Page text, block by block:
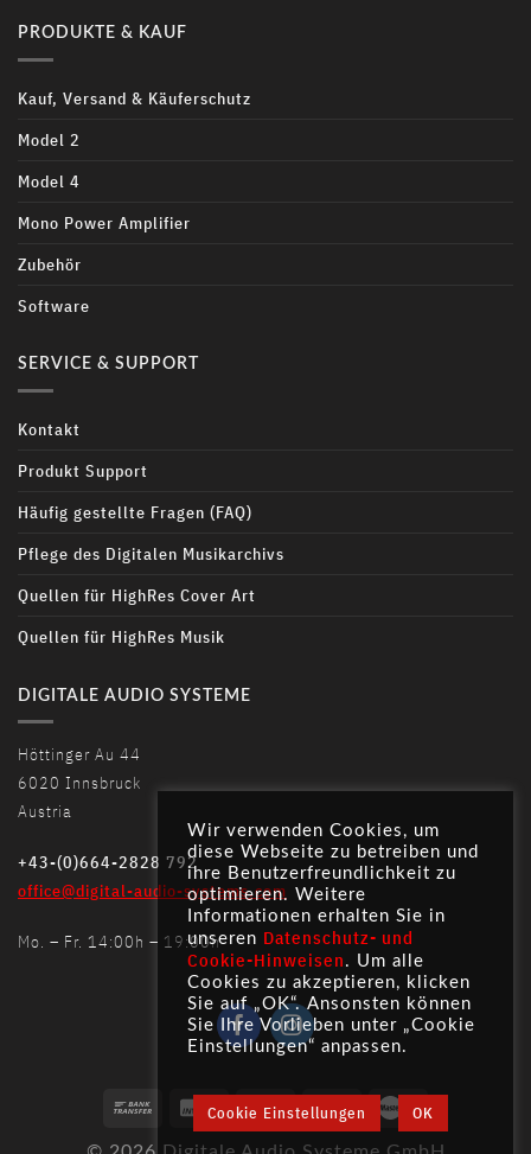
PRODUKTE & KAUF
Kauf, Versand & Käuferschutz
Model 2
Model 4
Mono Power Amplifier
Zubehör
Software
SERVICE & SUPPORT
Kontakt
Produkt Support
Häufig gestellte Fragen (FAQ)
Pflege des Digitalen Musikarchivs
Quellen für HighRes Cover Art
Quellen für HighRes Musik
DIGITALE AUDIO SYSTEME
Höttinger Au 44
6020 Innsbruck
Austria
+43-(0)664-2828 792
office@digital-audio-systems.com
Mo. – Fr. 14:00h – 19:00h
Wir verwenden Cookies, um
diese Webseite zu betreiben und
ihre Benutzerfreundlichkeit zu
optimieren. Weitere
Informationen erhalten Sie in
unseren Datenschutz- und
Cookie-Hinweisen . Um alle
Cookies zu akzeptieren, klicken
Sie auf „OK“. Ansonsten können
Sie Ihre Vorlieben unter „Cookie
Einstellungen“ anpassen.
Cookie Einstellungen OK